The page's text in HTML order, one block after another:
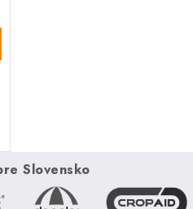
Slovensko